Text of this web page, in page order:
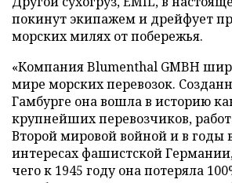
покинут экипажем и дрейфует
морских милях от побережья.
«Компания Blumenthal GMBH
мире морских перевозок.
Гамбурге она вошла в историю
крупнейших перевозчиков,
Второй мировой войной и в годы
интересах фашистской Германии,
чего к 1945 году она потеряла